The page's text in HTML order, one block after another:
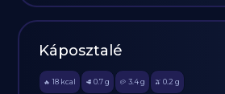
Káposztalé
🔥 18 kcal 🥩 0.7 g 🥔 3.4g 🫒 0.2 g